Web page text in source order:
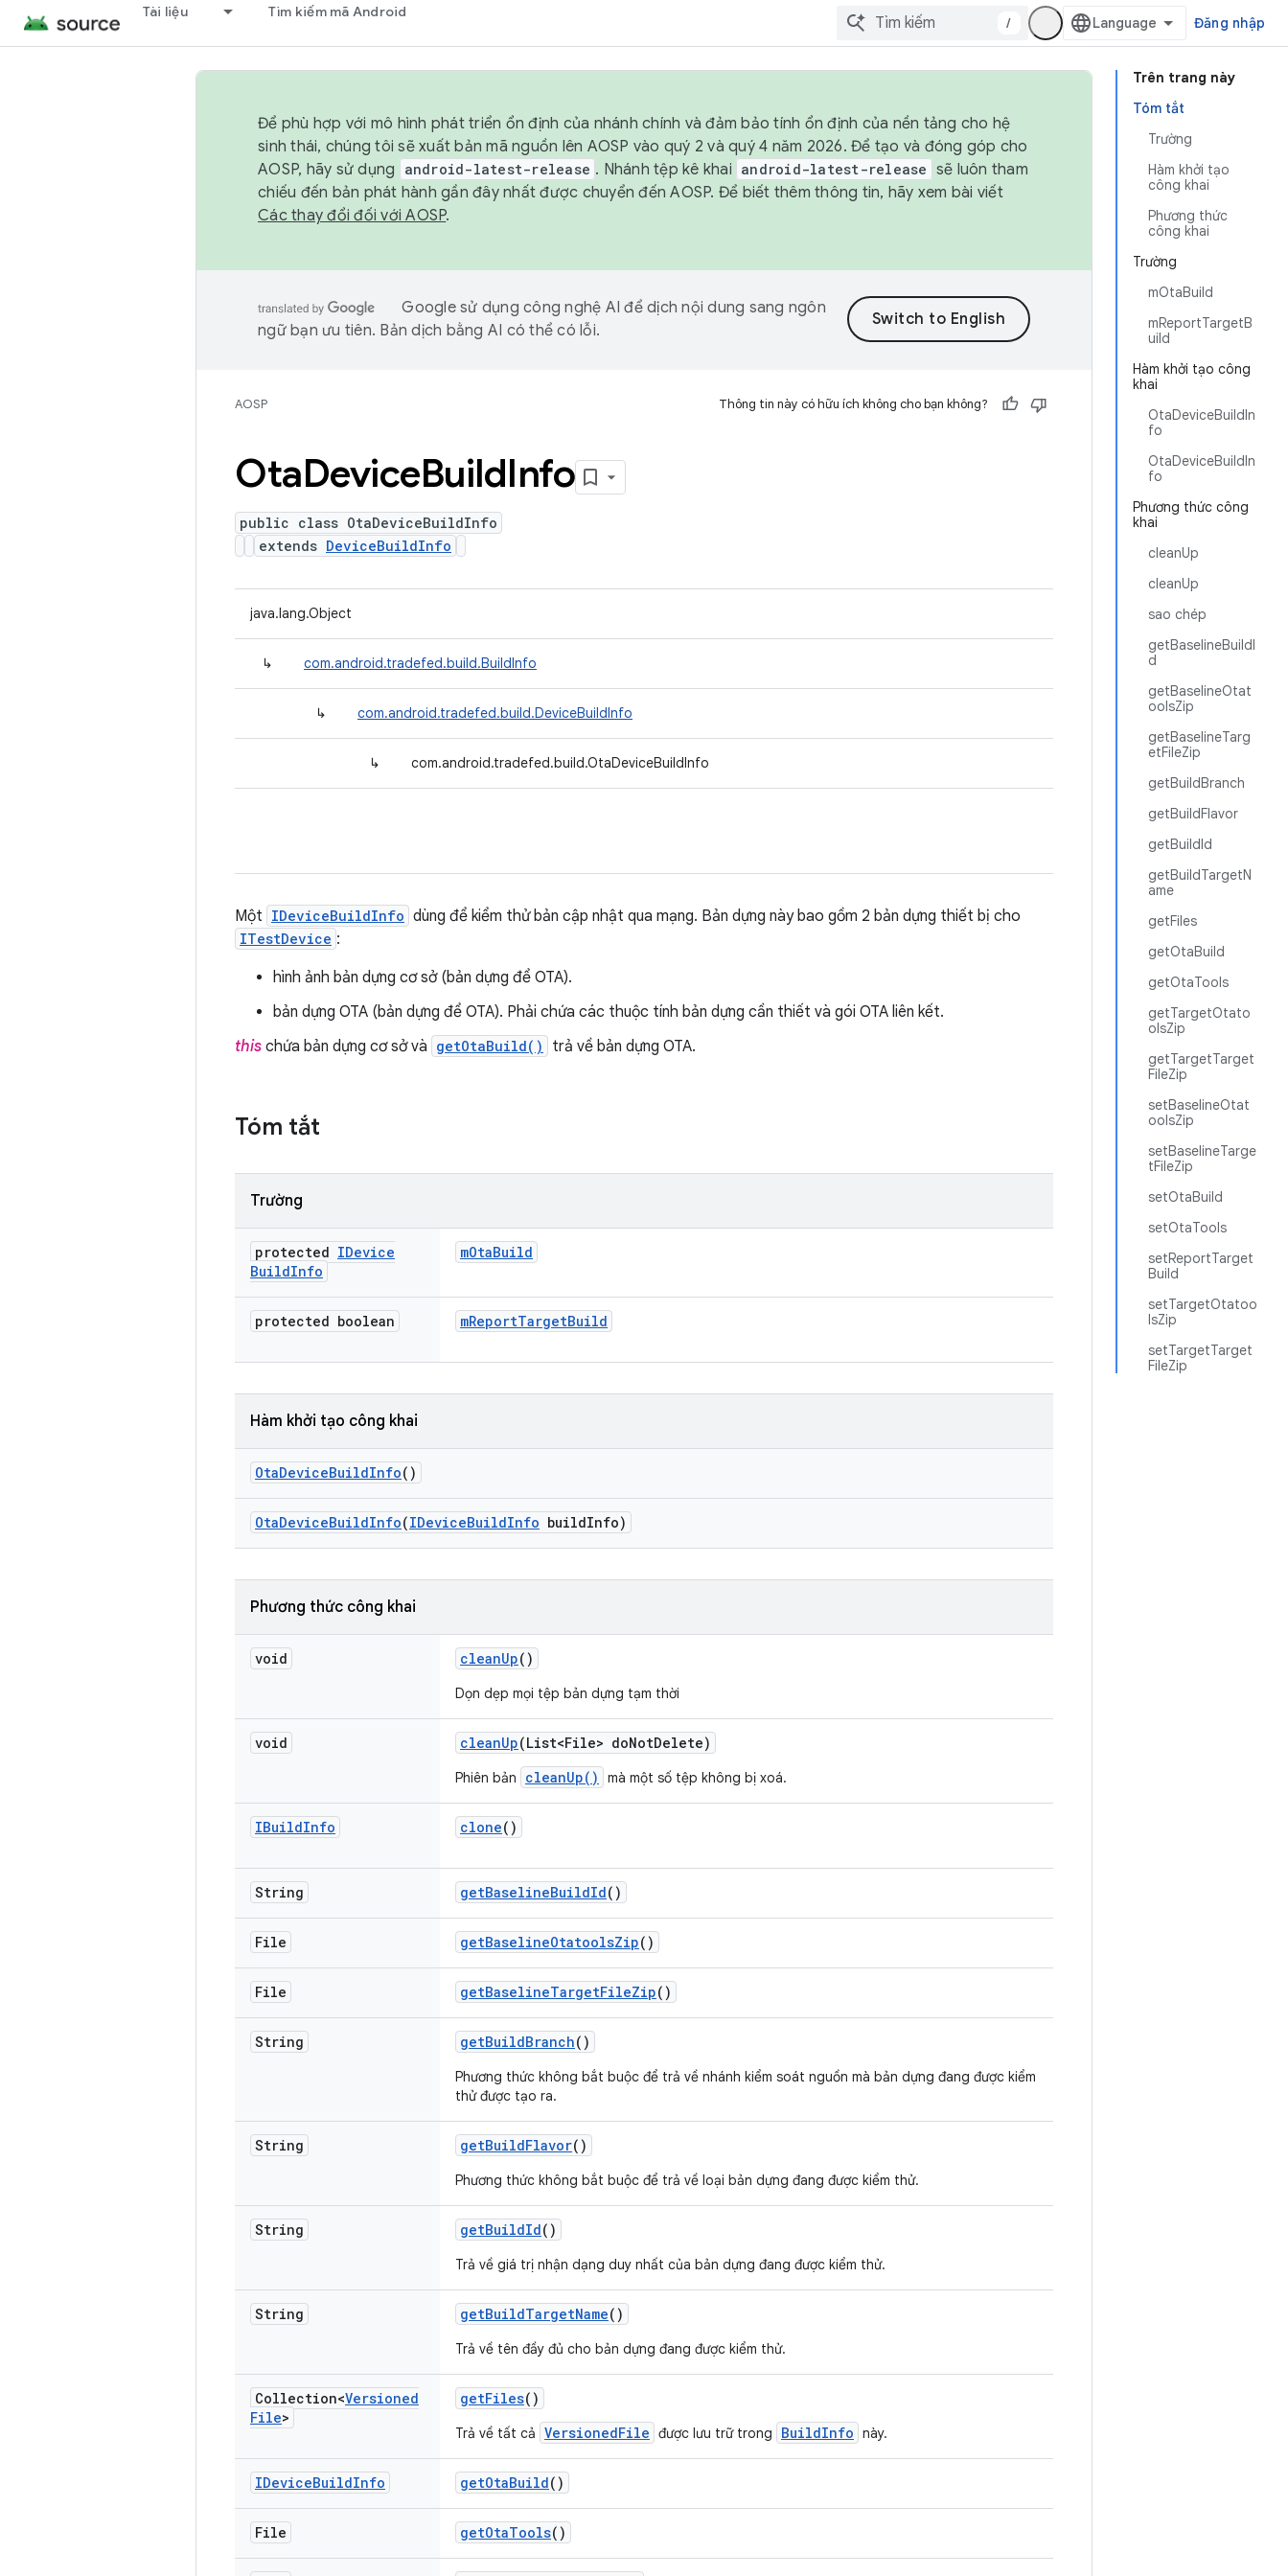
Tài liệu Tìm kiếm mã Android
/ Đăng nhập
Trên trang này
Tóm tắt
Trường
Hàm khởi tạo
công khai
Phương thức
công khai
Trường
mOtaBuild
mReportTargetB
uild
Hàm khởi tạo công
khai
OtaDeviceBuildIn
fo
OtaDeviceBuildIn
fo
Phương thức công
khai
cleanUp
cleanUp
sao chép
getBaselineBuildI
d
getBaselineOtat
oolsZip
getBaselineTarg
etFileZip
getBuildBranch
getBuildFlavor
getBuildId
getBuildTargetN
ame
getFiles
getOtaBuild
getOtaTools
getTargetOtato
olsZip
getTargetTarget
FileZip
setBaselineOtat
oolsZip
setBaselineTarge
tFileZip
setOtaBuild
setOtaTools
setReportTarget
Build
setTargetOtatoo
lsZip
setTargetTarget
FileZip
Để phù hợp với mô hình phát triển ổn định của nhánh chính và đảm bảo tính ổn định của nền tảng cho hệ
sinh thái, chúng tôi sẽ xuất bản mã nguồn lên AOSP vào quý 2 và quý 4 năm 2026. Để tạo và đóng góp cho
AOSP, hãy sử dụng
android-latest-release . Nhánh tệp kê khai android-latest-release sẽ luôn tham
chiếu đến bản phát hành gần đây nhất được chuyển đến AOSP. Để biết thêm thông tin, hãy xem bài viết
Các thay đổi đối với AOSP.
Google sử dụng công nghệ AI để dịch nội dung sang ngôn
ngữ bạn ưu tiên. Bản dịch bằng AI có thể có lỗi.
AOSP Thông tin này có hữu ích không cho bạn không?
OtaDeviceBuildInfo
public class OtaDeviceBuildInfo
extends DeviceBuildInfo
java.lang.Object
↳ com.android.tradefed.build.BuildInfo
↳ com.android.tradefed.build.DeviceBuildInfo
↳ com.android.tradefed.build.OtaDeviceBuildInfo
Một IDeviceBuildInfo dùng để kiểm thử bản cập nhật qua mạng. Bản dựng này bao gồm 2 bản dựng thiết bị cho
ITestDevice :
hình ảnh bản dựng cơ sở (bản dựng để OTA).
bản dựng OTA (bản dựng để OTA). Phải chứa các thuộc tính bản dựng cần thiết và gói OTA liên kết.
this chứa bản dựng cơ sở và getOtaBuild() trả về bản dựng OTA.
Tóm tắt
Trường
protected IDevice
BuildInfo
mOtaBuild
protected boolean mReportTargetBuild
Hàm khởi tạo công khai
OtaDeviceBuildInfo()
OtaDeviceBuildInfo(IDeviceBuildInfo buildInfo)
Phương thức công khai
void cleanUp()
Dọn dẹp mọi tệp bản dựng tạm thời
void cleanUp(List<File> doNotDelete)
Phiên bản cleanUp() mà một số tệp không bị xoá.
IBuildInfo clone()
String getBaselineBuildId()
File getBaselineOtatoolsZip()
File getBaselineTargetFileZip()
String getBuildBranch()
Phương thức không bắt buộc để trả về nhánh kiểm soát nguồn mà bản dựng đang được kiểm
thử được tạo ra.
String getBuildFlavor()
Phương thức không bắt buộc để trả về loại bản dựng đang được kiểm thử.
String getBuildId()
Trả về giá trị nhận dạng duy nhất của bản dựng đang được kiểm thử.
String getBuildTargetName()
Trả về tên đầy đủ cho bản dựng đang được kiểm thử.
Collection<Versioned
File>
getFiles()
Trả về tất cả VersionedFile được lưu trữ trong BuildInfo này.
IDeviceBuildInfo getOtaBuild()
File getOtaTools()